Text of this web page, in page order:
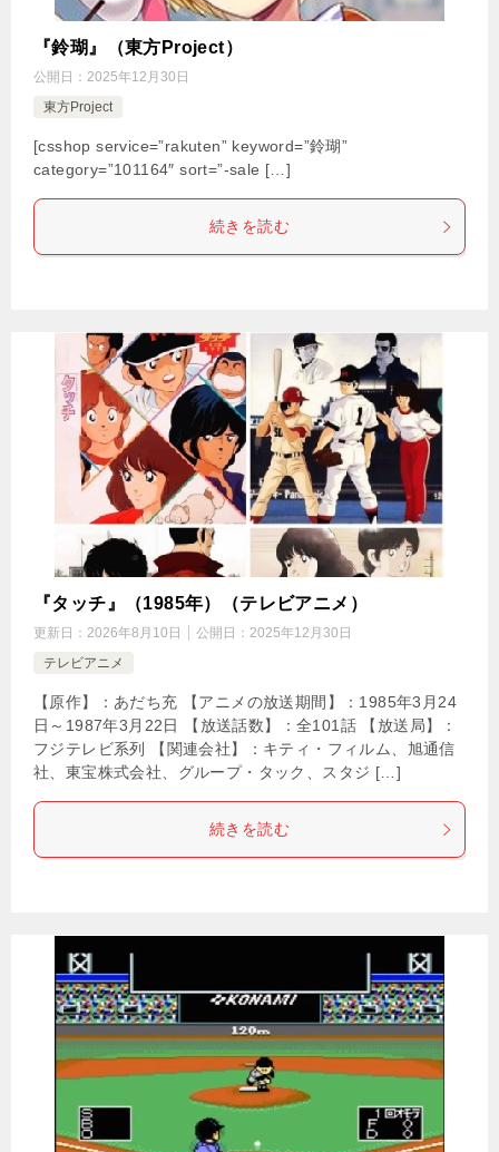
『鈴瑚』（東方Project）
公開日： 2025年12月30日
東方Project
[csshop service=”rakuten” keyword=”鈴瑚”
category=”101164″ sort=”-sale […]
続きを読む
『タッチ』（1985年）（テレビアニメ）
更新日： 2026年8月10日 公開日： 2025年12月30日
テレビアニメ
【原作】：あだち充 【アニメの放送期間】：1985年3月24
日～1987年3月22日 【放送話数】：全101話 【放送局】：
フジテレビ系列 【関連会社】：キティ・フィルム、旭通信
社、東宝株式会社、グループ・タック、スタジ […]
続きを読む